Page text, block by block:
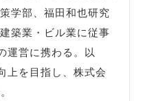
学部、福田和也研究
築業・ビル業に従事
運営に携わる。以
上を目指し、株式会